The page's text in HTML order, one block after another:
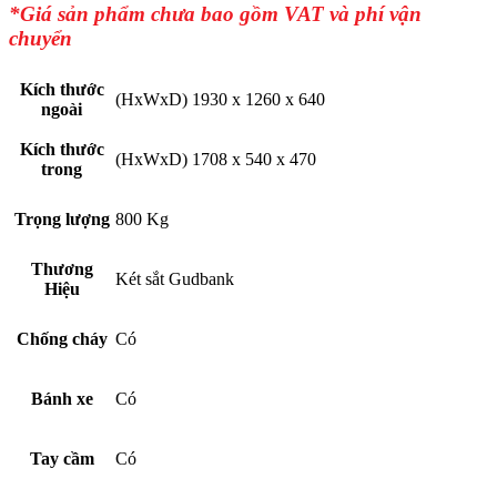
*Giá sản phẩm chưa bao gồm VAT và phí vận
chuyển
Kích thước
ngoài
(HxWxD) 1930 x 1260 x 640
Kích thước
trong
(HxWxD) 1708 x 540 x 470
Trọng lượng 800 Kg
Thương
Hiệu
Két sắt Gudbank
Chống cháy Có
Bánh xe Có
Tay cầm Có